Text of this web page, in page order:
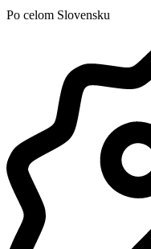
Po celom Slovensku